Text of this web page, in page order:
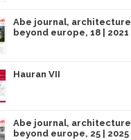
Abe journal, architecture
beyond europe, 18 | 2021
Hauran VII
Abe journal, architecture
beyond europe, 25 | 2025